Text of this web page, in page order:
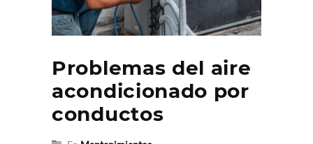
Problemas del aire
acondicionado por
conductos